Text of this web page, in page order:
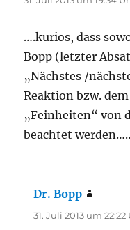
….kurios, dass
Bopp (letzter
„Nächstes /
Reaktion bzw.
„Feinheiten“ von
beachtet
Dr. Bopp
31. Juli 2013 um 22:22